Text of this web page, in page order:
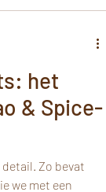
het
& Spice-
we met een